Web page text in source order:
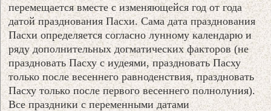
перемещается вместе с изменяющейся год от года
датой празднования Пасхи. Сама дата празднования
Пасхи определяется согласно лунному календарю и
ряду дополнительных догматических факторов (не
праздновать Пасху с иудеями, праздновать Пасху
только после весеннего равноденствия, праздновать
Пасху только после первого весеннего полнолуния).
Все праздники с переменными датами